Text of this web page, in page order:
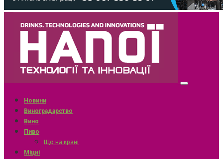
Новини
Виноградарство
Вино
Пиво
Що на крані
Міцні